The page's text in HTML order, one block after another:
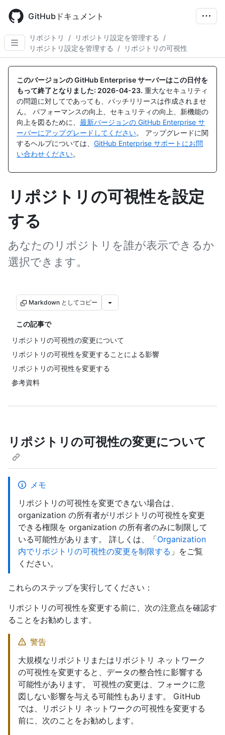
main
content
GitHubドキュメント
リポジトリ / リポジトリ設定を管理する
/
リポジトリ設定を管理する
/ リポジトリの可視性
このバージョンの GitHub Enterprise サーバーはこの日付を
もって終了となりました: 2026-04-23. 重大なセキュリティ
の問題に対してであっても、パッチリリースは作成されませ
ん。 パフォーマンスの向上、セキュリティの向上、新機能の
向上を図るために、 最新バージョンの GitHub Enterprise サ
ーバーにアップグレードしてください。 アップグレードに関
するヘルプについては、 GitHub Enterprise サポートにお問
い合わせください。
リポジトリの可視性を設定
する
あなたのリポジトリを誰が表示できるか
選択できます。
Markdown としてコピー
この記事で
リポジトリの可視性の変更について
リポジトリの可視性を変更することによる影響
リポジトリの可視性を変更する
参考資料
リポジトリの可視性の変更について
メモ
リポジトリの可視性を変更できない場合は、
organization の所有者がリポジトリの可視性を変更
できる権限を organization の所有者のみに制限して
いる可能性があります。 詳しくは、「Organization
内でリポジトリの可視性の変更を制限する 」をご覧
ください。
これらのステップを実行してください：
リポジトリの可視性を変更する前に、次の注意点を確認す
ることをお勧めします。
警告
大規模なリポジトリまたはリポジトリ ネットワーク
の可視性を変更すると、データの整合性に影響する
可能性があります。 可視性の変更は、フォークに意
図しない影響を与える可能性もあります。 GitHub
では、リポジトリ ネットワークの可視性を変更する
前に、次のことをお勧めします。